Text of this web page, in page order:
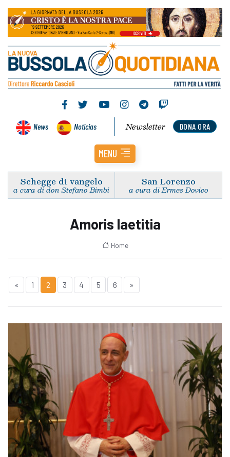
News Noticias DONA ORA
Newsletter
MENU
Schegge di vangelo
a cura di don Stefano Bimbi
San Lorenzo
a cura di Ermes Dovico
Amoris laetitia
Home
« 1 2 3 4 5 6 »